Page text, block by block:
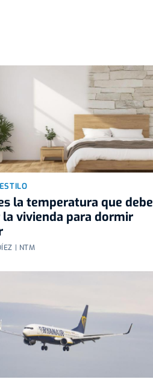
la temperatura que debe
vivienda para dormir
| NTM